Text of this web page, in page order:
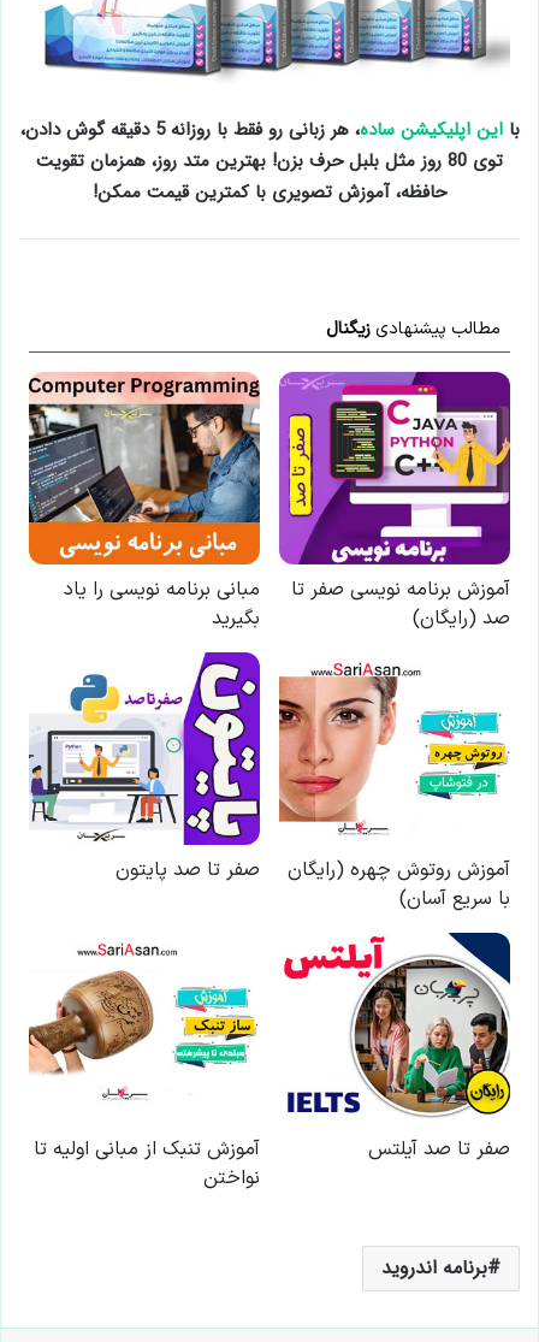
بااین اپلیکیشن ساده
، هر زبانی رو فقط با روزانه 5 دقیقه گوش دادن،
توی 80 روز مثل بلبل حرف بزن! بهترین متد روز، همزمان تقویت
حافظه، آموزش تصویری با کمترین قیمت ممکن!
برنامه اندروید